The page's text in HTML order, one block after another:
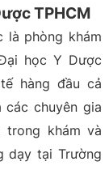
TPHCM
là phòng khám
học Y Dược
hàng đầu cả
chuyên gia
trong khám và
dạy tại Trường